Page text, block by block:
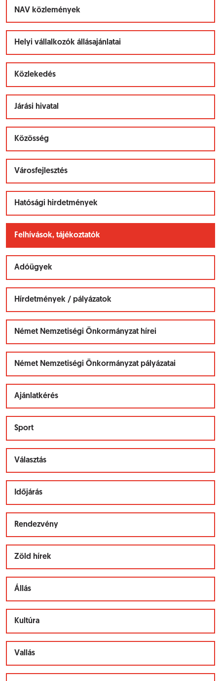
NAV közlemények
Helyi vállalkozók állásajánlatai
Közlekedés
Járási hivatal
Közösség
Városfejlesztés
Hatósági hirdetmények
Felhívások, tájékoztatók
Adóügyek
Hírdetmények / pályázatok
Német Nemzetiségi Önkormányzat hírei
Német Nemzetiségi Önkormányzat pályázatai
Ajánlatkérés
Sport
Választás
Időjárás
Rendezvény
Zöld hírek
Állás
Kultúra
Vallás